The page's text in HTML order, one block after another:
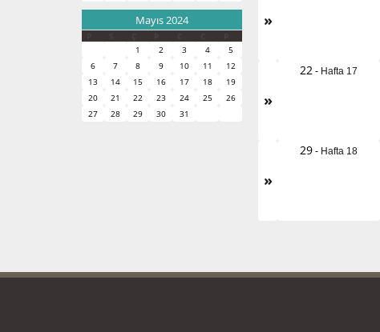
Mayıs 2024
1
2 3 4
5
6
7 8 9 10 11
12
13
14 15 16 17 18
19
20
21 22 23 24 25
26
27
28 29 30 31
»
»
22 - Hafta 17
»
29 - Hafta 18